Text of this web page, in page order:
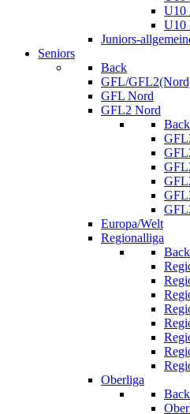
U10
U10
Juniors-
Seniors
Back
GFL/
GFL Nord
GFL2 Nord
Back
Europa/Welt
Regionalliga
Back
Oberliga
Back